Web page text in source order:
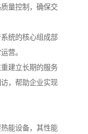
量控制，确保交
统的核心组成部
营。
建立长期的服务
，帮助企业实现
能设备，其性能